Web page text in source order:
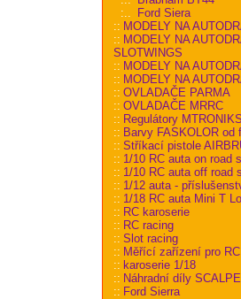
:..
Ford Siera
:: MODELY NA
:: MODELY NA
SLOTWINGS
:: MODELY NA
:: MODELY NA
:: OVLADAČE PARMA
:: OVLADAČE MRRC
:: Regulátory MTRONIKS
:: Barvy FASKOLOR od
:: Stříkací pistole
:: 1/10 RC auta on road
:: 1/10 RC auta off road
:: 1/12 auta -
:: 1/18 RC auta Mini T
:: RC karoserie
:: RC racing
:: Slot racing
:: Měřící zařízení pro
:: karoserie 1/18
:: Náhradní díly
:: Ford Sierra